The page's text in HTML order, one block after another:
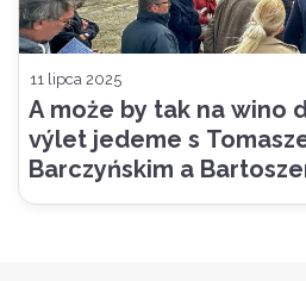
11 lipca 2025
A może by tak na wino
výlet jedeme s
Barczyńskim a